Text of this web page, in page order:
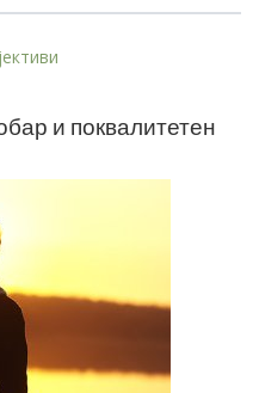
и поквалитетен